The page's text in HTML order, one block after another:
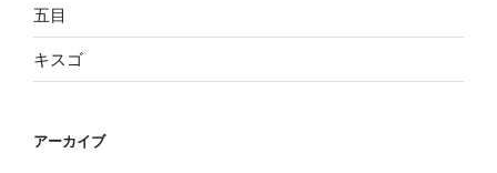
五目
キスゴ
アーカイブ